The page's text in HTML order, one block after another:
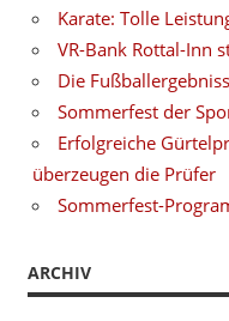
Karate: Tolle
VR-Bank Rottal-Inn
Die
Sommerfest der
Erfolgreiche
überzeugen die Prüfer
Sommerfest-
ARCHIV